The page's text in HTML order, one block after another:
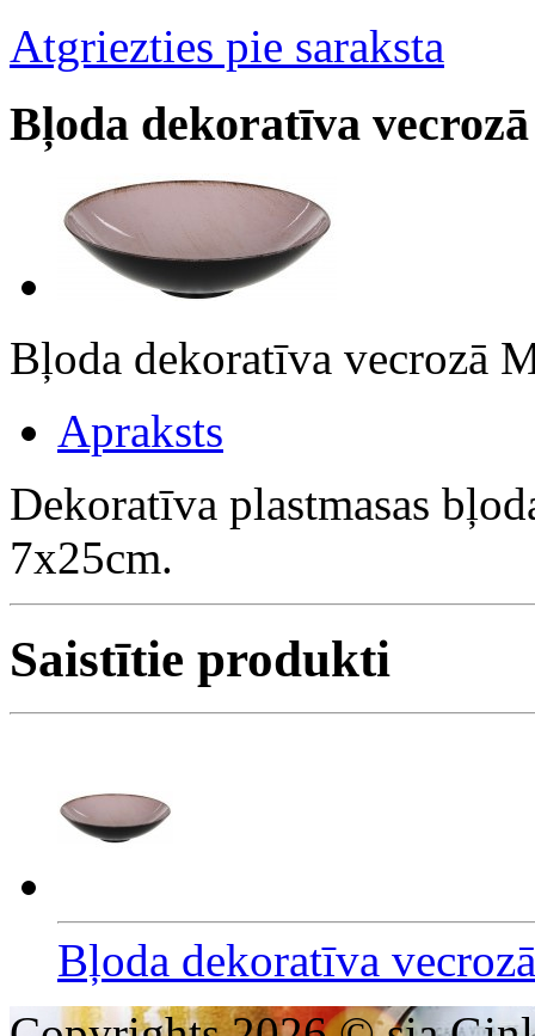
Atgriezties pie saraksta
Bļoda dekoratīva
Bļoda dekoratīva vecrozā
Apraksts
Dekoratīva plastmasas
7x25cm.
Saistītie produkti
Bļoda dekoratīva